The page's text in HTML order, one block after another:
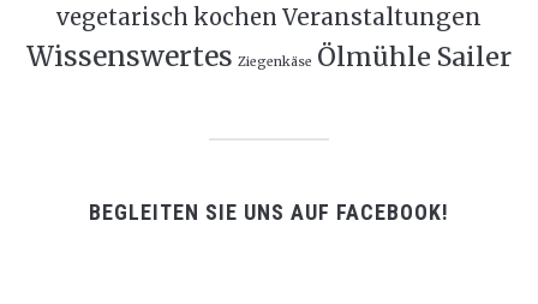
vegetarisch kochen Veranstaltungen
Wissenswertes Ziegenkäse Ölmühle Sailer
BEGLEITEN SIE UNS AUF FACEBOOK!